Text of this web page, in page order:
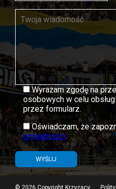
Wyrażam zgodę na
osobowych w celu
przez formularz.
Oświadczam, że
prywatności.
© 2026 Copyright Krzyżacy.